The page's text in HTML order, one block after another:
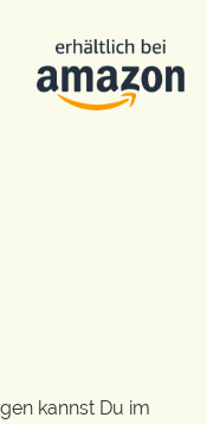
kannst Du im